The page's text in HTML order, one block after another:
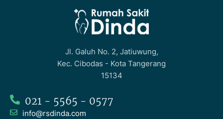
Jl. Galuh No. 2, Jatiuwung,
Kec. Cibodas - Kota Tangerang
15134
021 - 5565 - 0577
info@rsdinda.com